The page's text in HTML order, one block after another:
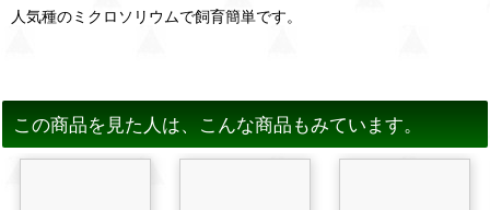
人気種のミクロソリウムで飼育簡単です。
この商品を見た人は、こんな商品もみています。